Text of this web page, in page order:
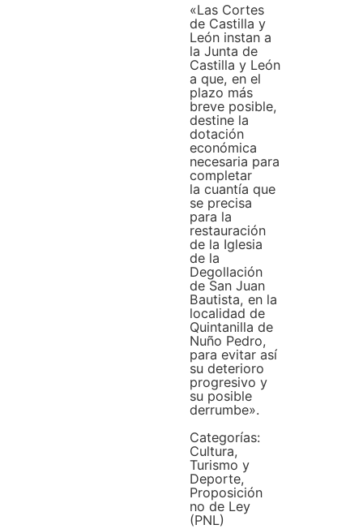
«Las Cortes
de Castilla y
León instan a
la Junta de
Castilla y León
a que, en el
plazo más
breve posible,
destine la
dotación
económica
necesaria para
completar
la cuantía que
se precisa
para la
restauración
de la Iglesia
de la
Degollación
de San Juan
Bautista, en la
localidad de
Quintanilla de
Nuño Pedro,
para evitar así
su deterioro
progresivo y
su posible
derrumbe».
Categorías:
Cultura,
Turismo y
Deporte,
Proposición
no de Ley
(PNL)